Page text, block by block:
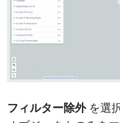
フィルター除外を選